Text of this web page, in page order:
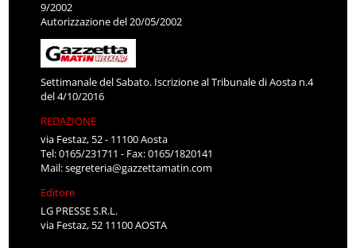
9/2002
Autorizzazione del 20/05/2002
Settimanale del Sabato. Iscrizione al Tribunale di Aosta n.4
del 4/10/2016
REDAZIONE
via Festaz, 52 - 11100 Aosta
Tel: 0165/231711 - Fax: 0165/1820141
Mail:segreteria@gazzettamatin.com
Editore
LG PRESSE S.R.L.
via Festaz, 52 11100 AOSTA